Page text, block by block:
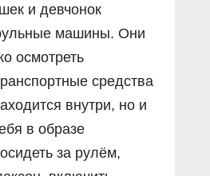
и девчонок
машины. Они
осмотреть
средства
внутри, но и
в образе
за рулём,